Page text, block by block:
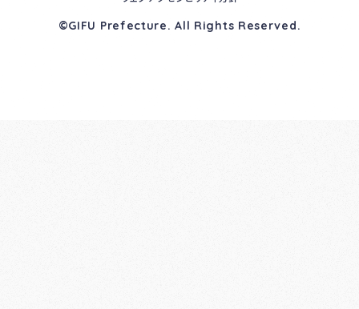
©GIFU Prefecture. All Rights Reserved.